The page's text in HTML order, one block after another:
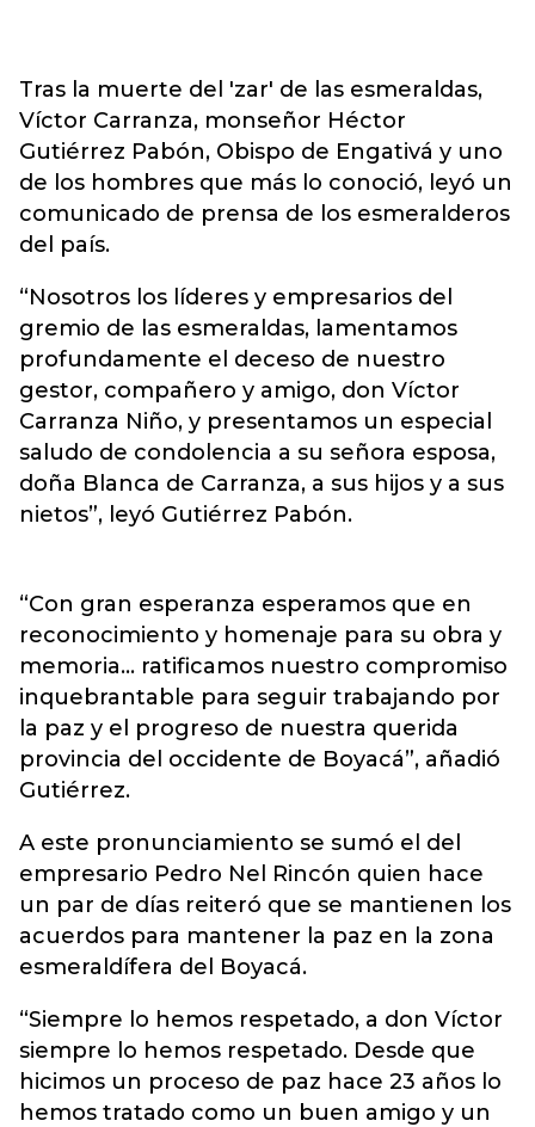
Tras la muerte del 'zar' de las esmeraldas,
Víctor Carranza, monseñor Héctor
Gutiérrez Pabón, Obispo de Engativá y uno
de los hombres que más lo conoció, leyó un
comunicado de prensa de los esmeralderos
del país.
“Nosotros los líderes y empresarios del
gremio de las esmeraldas, lamentamos
profundamente el deceso de nuestro
gestor, compañero y amigo, don Víctor
Carranza Niño, y presentamos un especial
saludo de condolencia a su señora esposa,
doña Blanca de Carranza, a sus hijos y a sus
nietos”, leyó Gutiérrez Pabón.
“Con gran esperanza esperamos que en
reconocimiento y homenaje para su obra y
memoria… ratificamos nuestro compromiso
inquebrantable para seguir trabajando por
la paz y el progreso de nuestra querida
provincia del occidente de Boyacá”, añadió
Gutiérrez.
A este pronunciamiento se sumó el del
empresario Pedro Nel Rincón quien hace
un par de días reiteró que se mantienen los
acuerdos para mantener la paz en la zona
esmeraldífera del Boyacá.
“Siempre lo hemos respetado, a don Víctor
siempre lo hemos respetado. Desde que
hicimos un proceso de paz hace 23 años lo
hemos tratado como un buen amigo y un